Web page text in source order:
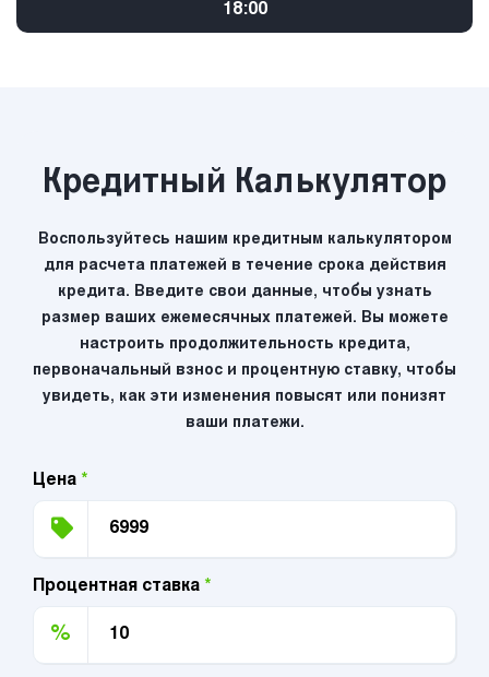
18:00
Кредитный Калькулятор
Воспользуйтесь нашим кредитным калькулятором
для расчета платежей в течение срока действия
кредита. Введите свои данные, чтобы узнать
размер ваших ежемесячных платежей. Вы можете
настроить продолжительность кредита,
первоначальный взнос и процентную ставку, чтобы
увидеть, как эти изменения повысят или понизят
ваши платежи.
Цена *
Процентная ставка *
%